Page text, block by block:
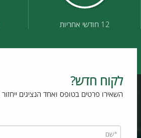
12 חודשי אחריות
לקוח חדש?
השאירו פרטים בטופס ואחד הנציגים